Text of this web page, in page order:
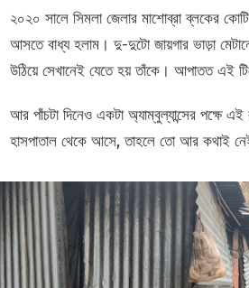
২০২০ সালে সিমলা জেলার মাশোব্রা ব্লকের
আসতে বাধ্য হলাম। দু-দুটো জায়গার ভাড়া
উঠিয়ে সেখানেই যেতে হয় তাঁকে। আপাতত এই
আর পাঁচটা দিনেও একটা অ্যাম্বুল্যান্সের পক্ষে
হাসপাতাল থেকে আসে, তাহলে তো আর কথাই